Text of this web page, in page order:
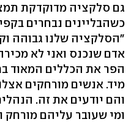
גם סלקציה מדוקדקת
כשהבליינים נבחרים
"הסלקציה שלנו גבוהה
אדם שנכנס ואני לא
הפר את הכללים המאוד
מיד. אנשים מורחקים
והם יודעים את זה.
ומי שעובר עליהם מורחק